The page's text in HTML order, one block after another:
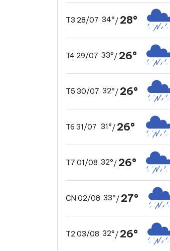
T3 28/07 34°/ 28°
T4 29/07 33°/ 26°
T5 30/07 32°/ 26°
T6 31/07 31°/ 26°
T7 01/08 32°/ 26°
CN 02/08 33°/ 27°
T2 03/08 32°/ 26°